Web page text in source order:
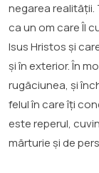
negarea
ca un om care Îl
Isus Hristos și
și în exterior. În
rugăciunea, și
felul în care îți
este reperul,
mărturie și de